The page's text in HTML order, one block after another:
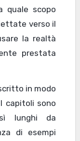
quale scopo
verso il
la realtà
prestata
in modo
capitoli sono
lunghi da
di esempi